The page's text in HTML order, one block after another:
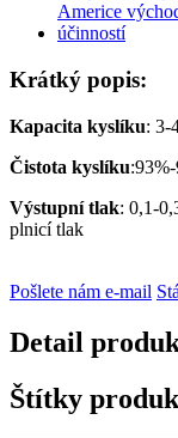
Krátký popis:
Kapacita kyslíku: 3-
Čistota kyslíku
Výstupní tlak: 0,1-
plnicí tlak
Pošlete nám e-mail
Detail
Štítky